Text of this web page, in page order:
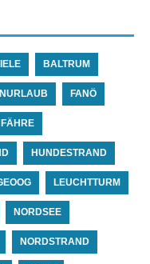
BALTRUM
FANÖ
FÄHRE
HUNDESTRAND
LEUCHTTURM
NORDSEE
NORDSTRAND